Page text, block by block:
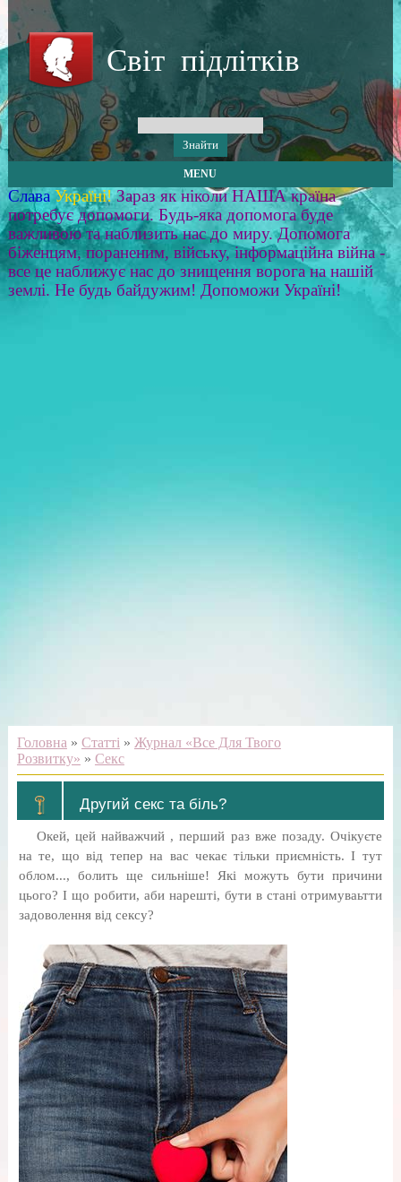
Світ підлітків
MENU
Слава Україні! Зараз як ніколи НАША країна
потребує допомоги. Будь-яка допомога буде
важливою та наблизить нас до миру. Допомога
біженцям, пораненим, війську, інформаційна війна -
все це наближує нас до знищення ворога на нашій
землі. Не будь байдужим! Допоможи Україні!
Головна » Статті » Журнал «Все Для Твого
Розвитку» » Секс
Другий секс та біль?
Окей, цей найважчий , перший раз вже позаду. Очікуєте
на те, що від тепер на вас чекає тільки приємність. І тут
облом..., болить ще сильніше! Які можуть бути причини
цього? І що робити, аби нарешті, бути в стані отримуваьтти
задоволення від сексу?